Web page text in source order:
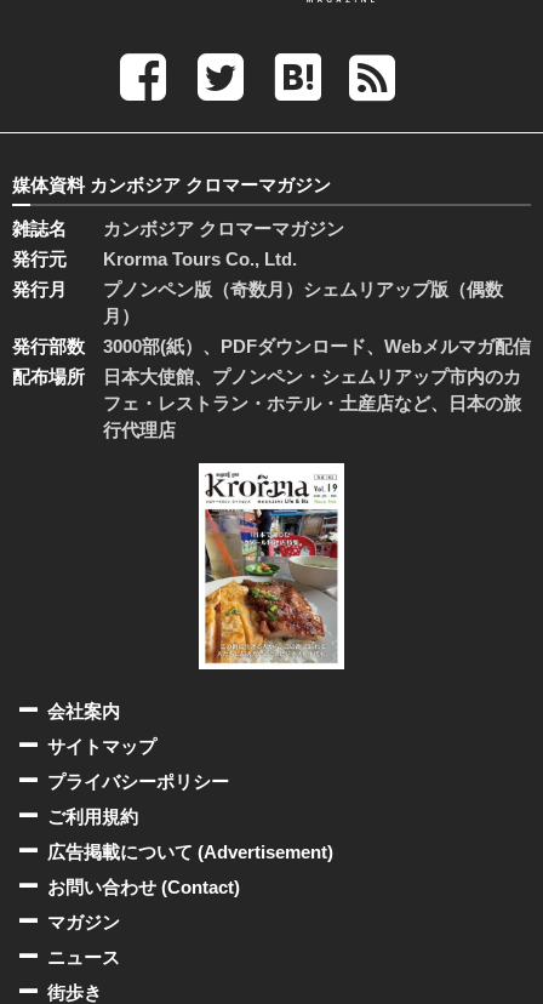
媒体資料 カンボジア クロマーマガジン
雑誌名
カンボジア クロマーマガジン
発行元
Krorma Tours Co., Ltd.
発行月
プノンペン版（奇数月）シェムリアップ版（偶数
月）
発行部数
3000部(紙）、PDFダウンロード、Webメルマガ配信
配布場所
日本大使館、プノンペン・シェムリアップ市内のカ
フェ・レストラン・ホテル・土産店など、日本の旅
行代理店
会社案内
サイトマップ
プライバシーポリシー
ご利用規約
広告掲載について (Advertisement)
お問い合わせ (Contact)
マガジン
ニュース
街歩き